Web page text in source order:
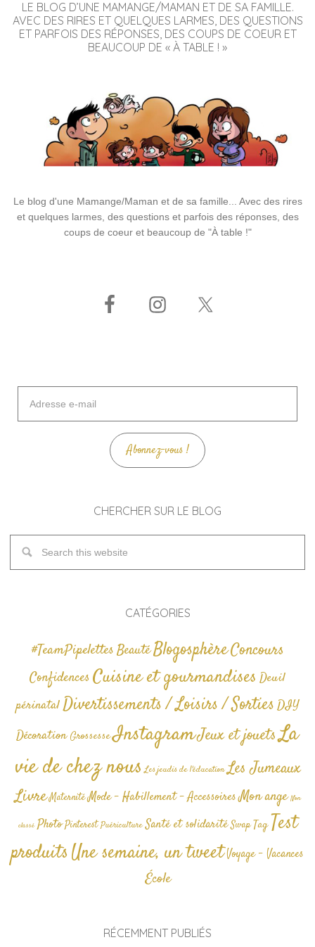
LE BLOG D’UNE MAMANGE/MAMAN ET DE SA FAMILLE.
AVEC DES RIRES ET QUELQUES LARMES, DES QUESTIONS
ET PARFOIS DES RÉPONSES, DES COUPS DE COEUR ET
BEAUCOUP DE « À TABLE ! »
Le blog d'une Mamange/Maman et de sa famille... Avec des rires
et quelques larmes, des questions et parfois des réponses, des
coups de coeur et beaucoup de "À table !"
mail
Abonnez-vous !
CHERCHER SUR LE BLOG
CATÉGORIES
#TeamPipelettesBeautéBlogosphèreConcours
Confidences Cuisine et gourmandises Deuil
périnatalDivertissements / Loisirs / SortiesDIY
Décoration GrossesseInstagramJeux et jouetsLa
vie de chez nous Les jeudis de l'éducation Les Jumeaux
Livre Maternité Mode - Habillement - AccessoiresMon ange Non
classé Photo Pinterest Puériculture Santé et solidarité Swap TagTest
produitsUne semaine, un tweetVoyage - Vacances
École
RÉCEMMENT PUBLIÉS